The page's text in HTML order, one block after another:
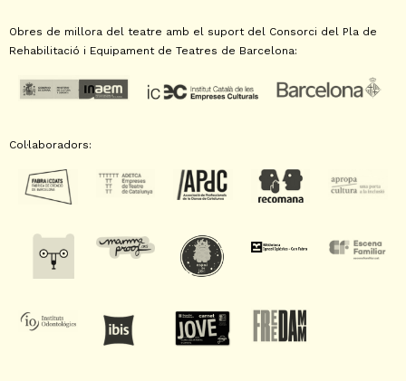
Obres de millora del teatre amb el suport del Consorci del Pla de
Rehabilitació i Equipament de Teatres de Barcelona:
Col·laboradors: